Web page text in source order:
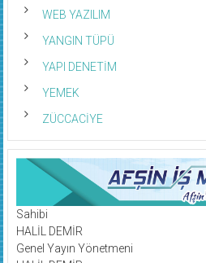
WEB YAZILIM
YANGIN TÜPÜ
YAPI DENETİM
YEMEK
ZÜCCACİYE
Sahibi
HALİL DEMİR
Genel Yayın Yönetmeni